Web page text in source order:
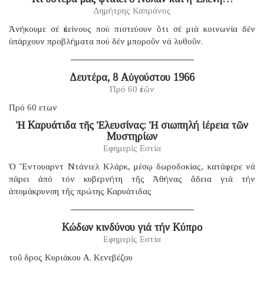
Δημήτρης Καπράνος
Ἀνήκουμε σέ ἐκείνους πού πιστεύουν ὅτι σέ μιά κοινωνία δέν
ὑπάρχουν προβλήματα πού δέν μποροῦν νά λυθοῦν.
Δευτέρα, 8 Αὐγούστου 1966
Πρό 60 ἐτῶν
Πρό 60 ετων
Ἡ Καρυάτιδα τῆς Ἐλευσίνας: Ἡ σιωπηλή ἱέρεια τῶν
Μυστηρίων
Εφημερίς Εστία
Ὁ Ἔντουαρντ Ντάνιελ Κλάρκ, μέσῳ δωροδοκίας, κατάφερε νά
πάρει ἀπό τόν κυβερνήτη τῆς Ἀθήνας ἄδεια γιά τήν
ἀπομάκρυνση τῆς πρώτης Καρυάτιδας
Κώδων κινδύνου γιά τήν Κύπρο
Εφημερίς Εστία
τοῦ δρος Κυριάκου Α. Κενεβέζου